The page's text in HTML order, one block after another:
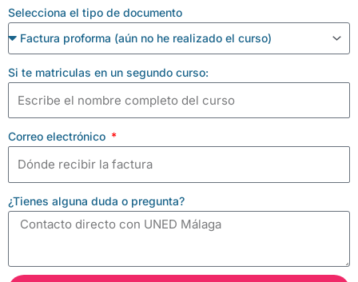
Selecciona el tipo de documento
Si te matriculas en un segundo curso:
Correo electrónico
¿Tienes alguna duda o pregunta?